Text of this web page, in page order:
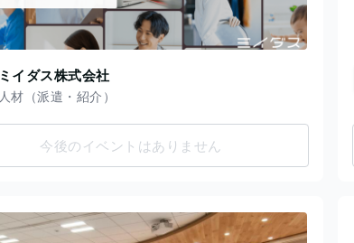
ミイダス株式会社
人材（派遣・紹介）
今後のイベントはありません